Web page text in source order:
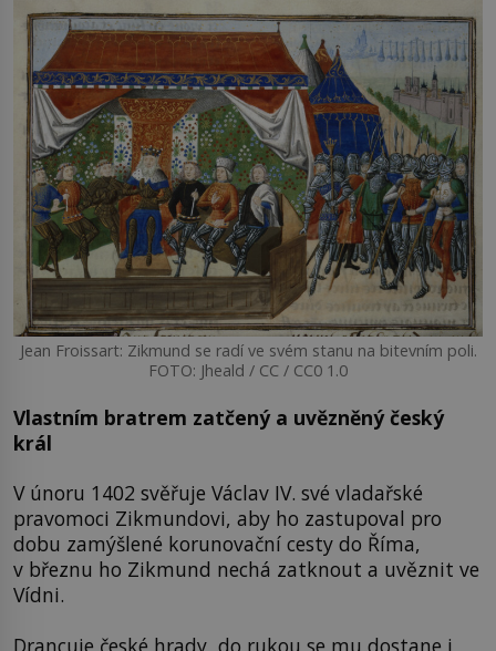
Jean Froissart: Zikmund se radí ve svém stanu na bitevním poli.
FOTO: Jheald / CC / CC0 1.0
Vlastním bratrem zatčený a uvězněný český
král
V únoru 1402 svěřuje Václav IV. své vladařské
pravomoci Zikmundovi, aby ho zastupoval pro
dobu zamýšlené korunovační cesty do Říma,
v březnu ho Zikmund nechá zatknout a uvěznit ve
Vídni.
Drancuje české hrady, do rukou se mu dostane i